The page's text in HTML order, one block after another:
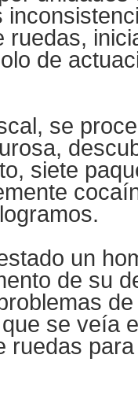
ruedas,
de
se
siete
un
de su
se veía
ruedas